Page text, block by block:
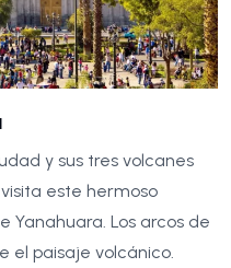
y sus tres volcanes
este hermoso
Yanahuara. Los arcos de
el paisaje volcánico.